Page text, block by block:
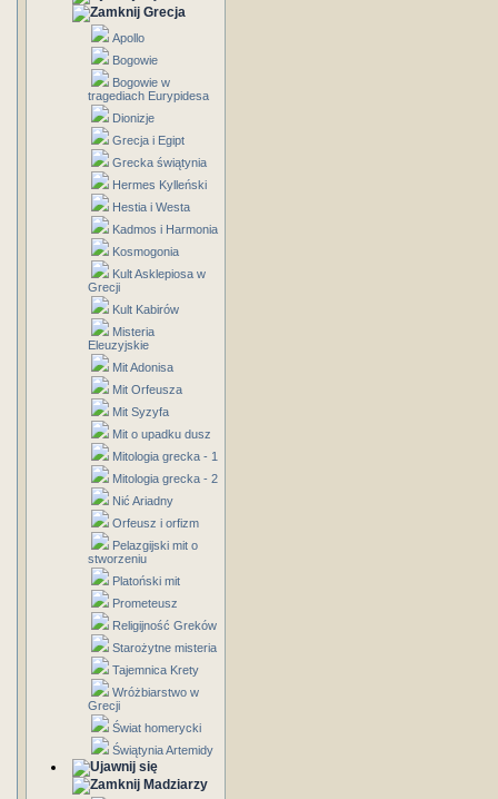
Grecja
Apollo
Bogowie
Bogowie w
tragediach Eurypidesa
Dionizje
Grecja i Egipt
Grecka świątynia
Hermes Kylleński
Hestia i Westa
Kadmos i Harmonia
Kosmogonia
Kult Asklepiosa w
Grecji
Kult Kabirów
Misteria
Eleuzyjskie
Mit Adonisa
Mit Orfeusza
Mit Syzyfa
Mit o upadku dusz
Mitologia grecka - 1
Mitologia grecka - 2
Nić Ariadny
Orfeusz i orfizm
Pelazgijski mit o
stworzeniu
Platoński mit
Prometeusz
Religijność Greków
Starożytne misteria
Tajemnica Krety
Wróżbiarstwo w
Grecji
Świat homerycki
Świątynia Artemidy
Madziarzy